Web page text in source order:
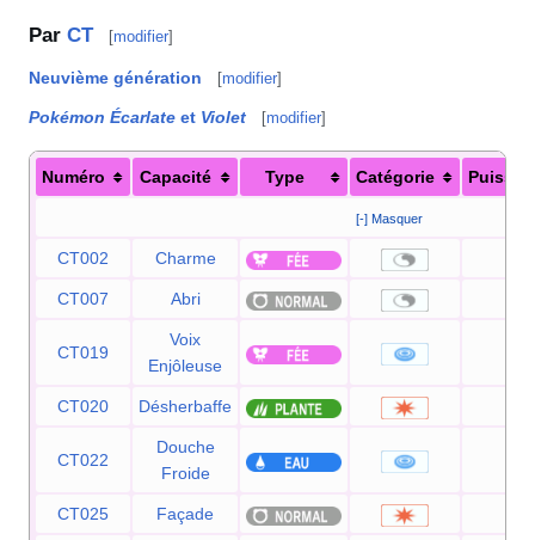
Par CT [modifier]
Neuvième génération [modifier]
Pokémon Écarlate et Violet [modifier]
Numéro Capacité Type Catégorie
[-] Masquer
CT002 Charme
CT007 Abri
CT019
Voix
Enjôleuse
CT020 Désherbaffe
CT022
Douche
Froide
CT025 Façade